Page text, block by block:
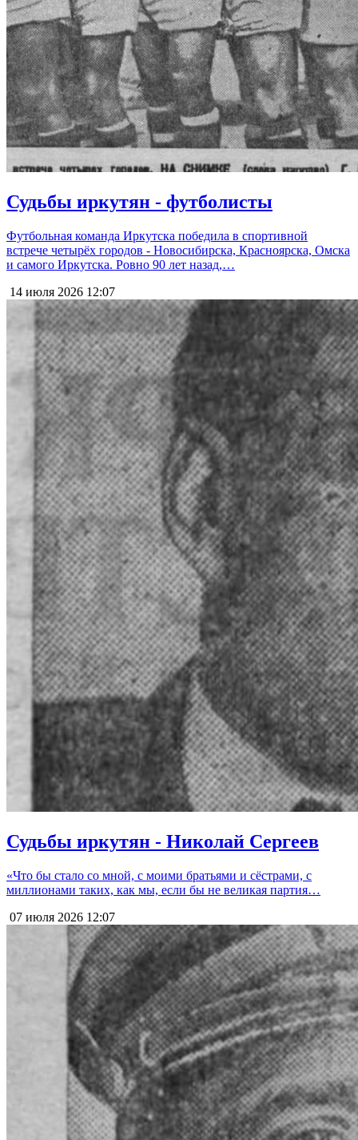
Судьбы иркутян - футболисты
Футбольная команда Иркутска победила в спортивной
встрече четырёх городов - Новосибирска, Красноярска, Омска
и самого Иркутска. Ровно 90 лет назад,…
14 июля 2026 12:07
Судьбы иркутян - Николай Сергеев
«Что бы стало со мной, с моими братьями и сёстрами, с
миллионами таких, как мы, если бы не великая партия…
07 июля 2026 12:07